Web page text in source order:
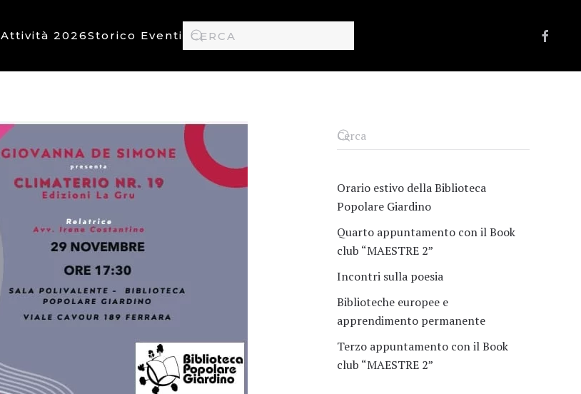
Attività 2026Storico Eventi
Orario estivo della Biblioteca
Popolare Giardino
Quarto appuntamento con il Book
club “MAESTRE 2”
Incontri sulla poesia
Biblioteche europee e
apprendimento permanente
Terzo appuntamento con il Book
club “MAESTRE 2”